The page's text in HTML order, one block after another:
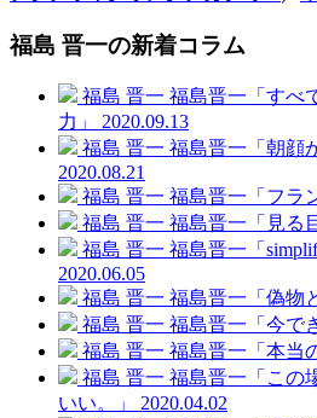
福島 晋一の新着コラム
福島 晋一 福島晋一「すべ
力」
2020.09.13
福島 晋一 福島晋一「朝顔
2020.08.21
福島 晋一 福島晋一「フラ
福島 晋一 福島晋一「見る
福島 晋一 福島晋一「
2020.06.05
福島 晋一 福島晋一「偽物
福島 晋一 福島晋一「今で
福島 晋一 福島晋一「本当
福島 晋一 福島晋一「この
いい。」
2020.04.02